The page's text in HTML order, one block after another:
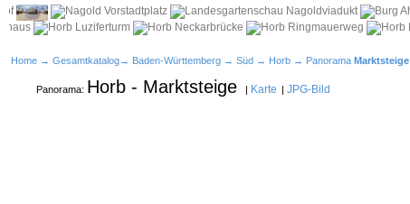
Home → Gesamtkatalog→ Baden-Württemberg → Süd → Horb → Panorama Marktsteige
Panorama: Horb - Marktsteige | Karte | JPG-Bild